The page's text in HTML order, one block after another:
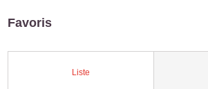
Favoris
Liste